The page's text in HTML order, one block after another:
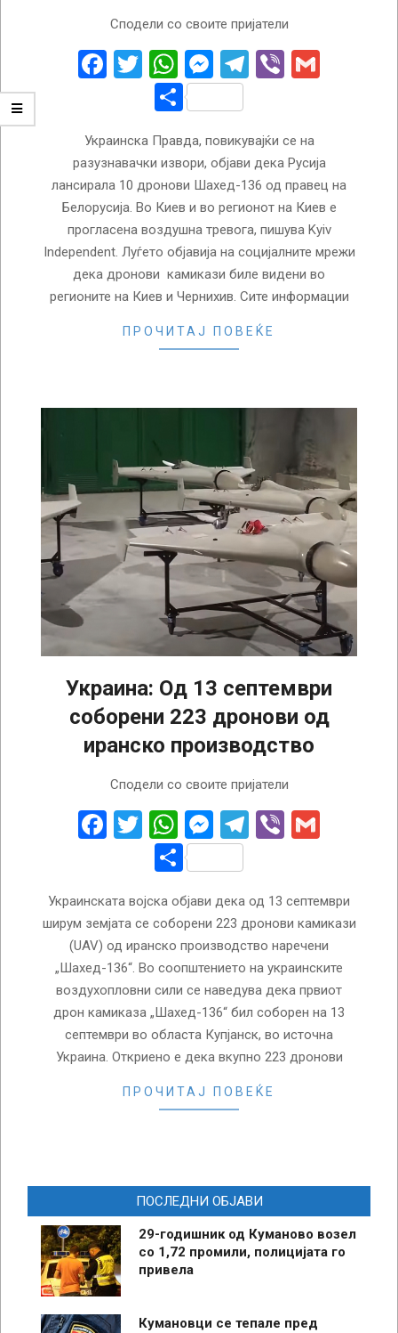
Сподели со своите пријатели
Facebook
TwitterWhatsApp
Messenger
Telegram
Viber
Share
Украинска Правда, повикувајќи се на
разузнавачки извори, објави дека Русија
лансирала 10 дронови Шахед-136 од правец на
Белорусија. Во Киев и во регионот на Киев е
прогласена воздушна тревога, пишува Kyiv
Independent. Луѓето објавија на социјалните мрежи
дека дронови камикази биле видени во
регионите на Киев и Чернихив. Сите информации
ПРОЧИТАЈ ПОВЕЌЕ
Украина: Од 13 септември
соборени 223 дронови од
иранско производство
Сподели со своите пријатели
Facebook
Twitter
WhatsApp
Messenger
Telegram
Viber
Share
Украинската војска објави дека од 13 септември
ширум земјата се соборени 223 дронови камикази
(UAV) од иранско производство наречени
„Шахед-136“. Во соопштението на украинските
воздухопловни сили се наведува дека првиот
дрон камиказа „Шахед-136“ бил соборен на 13
септември во областа Купјанск, во источна
Украина. Откриено е дека вкупно 223 дронови
ПРОЧИТАЈ ПОВЕЌЕ
ПОСЛЕДНИ ОБЈАВИ
29-годишник од Куманово возел
со 1,72 промили, полицијата го
привела
Кумановци се тепале пред